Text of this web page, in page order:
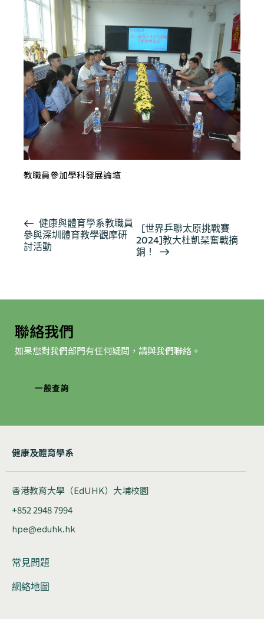
教職員參加學科發展論壇
活
動
导
健康與體育學系教職員
參與深圳體育教學觀摩研
討活動
[世界乒聯太原挑戰賽
2024]教大杜凱琹奮戰摘
銅！
聯絡我們
如果您對我們部門有任何疑問，請與我們聯絡。
一般查詢
健康及體育學系
香港教育大學（EdUHK）大埔校園
+852 2948 7994
hpe@eduhk.hk
常見問題
網絡地圖